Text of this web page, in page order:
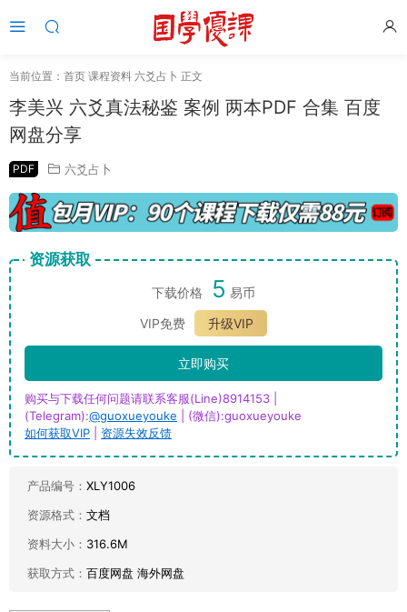
当前位置： 首页 课程资料 六爻占卜 正文
李美兴 六爻真法秘鉴 案例 两本PDF 合集 百度
网盘分享
PDF 六爻占卜
资源获取
下载价格 5 易币
VIP免费
升级VIP
立即购买
购买与下载任何问题请联系客服(Line)8914153 |
(Telegram):@guoxueyouke | (微信):guoxueyouke
如何获取VIP
资源失效反馈
产品编号： XLY1006
资源格式： 文档
资料大小： 316.6M
获取方式： 百度网盘 海外网盘